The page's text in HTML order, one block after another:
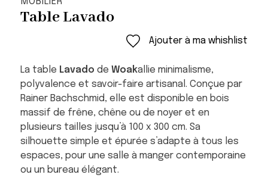
Table Lavado
Ajouter à ma whishlist
La table Lavado de Woakallie minimalisme,
polyvalence et savoir-faire artisanal. Conçue par
Rainer Bachschmid, elle est disponible en bois
massif de frêne, chêne ou de noyer et en
plusieurs tailles jusqu’à 100 x 300 cm. Sa
silhouette simple et épurée s’adapte à tous les
espaces, pour une salle à manger contemporaine
ou un bureau élégant.